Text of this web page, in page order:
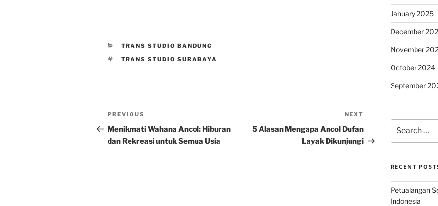
CATEGORIES
TRANS STUDIO BANDUNG
TAGS
TRANS STUDIO SURABAYA
Post
navigation
Previous
Post
PREVIOUS
Menikmati Wahana Ancol: Hiburan
dan Rekreasi untuk Semua Usia
Post
NEXT
5 Alasan Mengapa Ancol Dufan
Layak Dikunjungi
January 2025
December
November
October 2024
September
for:
RECENT
Petualangan
Indonesia